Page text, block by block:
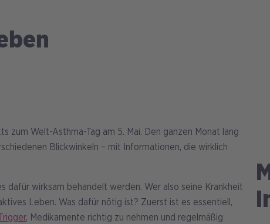
zum Welt-Asthma-Tag am 5. Mai. Den ganzen Monat lang
Blickwinkeln – mit Informationen, die wirklich
dafür wirksam behandelt werden. Wer also seine Krankheit
Leben. Was dafür nötig ist? Zuerst ist es essentiell,
, Medikamente richtig zu nehmen und regelmäßig